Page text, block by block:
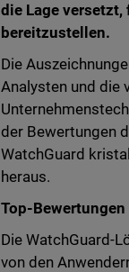
die Lage
bereitzustellen.
Die
Analysten und
der Bewertungen
WatchGuard
heraus.
Top-
Die WatchGuard-
von den